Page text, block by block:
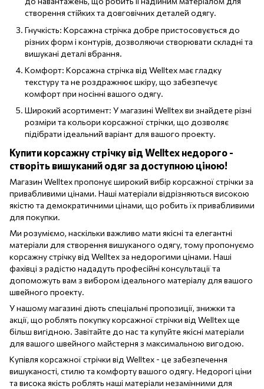
створення стійких та довговічних деталей одягу.
Гнучкість: Корсажна стрічка добре пристосовується до
різних форм і контурів, дозволяючи створювати складні та
вишукані деталі вбрання.
Комфорт: Корсажна стрічка від Welltex має гладку
текстуру та не роздражнює шкіру, що забезпечує
комфорт при носінні вашого одягу.
Широкий асортимент: У магазині Welltex ви знайдете різні
розміри та кольори корсажної стрічки, що дозволяє
підібрати ідеальний варіант для вашого проекту.
Купити корсажну стрічку від Welltex недорого -
створіть вишуканий одяг за доступною ціною!
Магазин Welltex пропонує широкий вибір корсажної стрічки за
привабливими цінами. Наші матеріали відрізняються високою
якістю та демократичними цінами, що робить їх привабливими
для покупки.
Ми розуміємо, наскільки важливо мати якісні та елегантні
матеріали для створення вишуканого одягу, тому пропонуємо
корсажну стрічку від Welltex за недорогими цінами. Наші
фахівці з радістю нададуть професійні консультації та
допоможуть вам з вибором ідеального матеріалу для вашого
швейного проекту.
У нашому магазині діють спеціальні пропозиції, знижки та
акції, що роблять покупку корсажної стрічки від Welltex ще
більш вигідною. Завітайте до нас та купуйте якісні матеріали
для вашого швейного майстерня з максимальною вигодою.
Купівля корсажної стрічки від Welltex - це забезпечення
вишуканості, стилю та комфорту вашого одягу. Недорогі ціни
та висока якість роблять наші матеріали незамінними для